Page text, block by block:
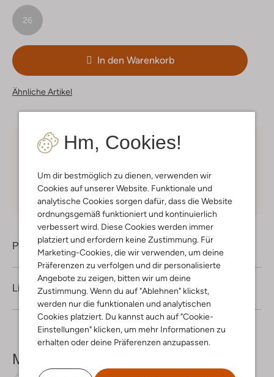
Hm, Cookies!
Um dir bestmöglich zu dienen, verwenden wir
Cookies auf unserer Website. Funktionale und
analytische Cookies sorgen dafür, dass die Website
ordnungsgemäß funktioniert und kontinuierlich
verbessert wird. Diese Cookies werden immer
platziert und erfordern keine Zustimmung. Für
Marketing-Cookies, die wir verwenden, um deine
Präferenzen zu verfolgen und dir personalisierte
Angebote zu zeigen, bitten wir um deine
Zustimmung. Wenn du auf "Ablehnen" klickst,
werden nur die funktionalen und analytischen
Cookies platziert. Du kannst auch auf "Cookie-
Einstellungen" klicken, um mehr Informationen zu
erhalten oder deine Präferenzen anzupassen.
26
In den Warenkorb
Ähnliche Artikel
Kostenloser Versandab € 75 für Club-Omoda
Kauf auf Rechnung 30 TagenRückgaberecht
Produktinformation
Lieferung & Rückgabe
Mehr sehen